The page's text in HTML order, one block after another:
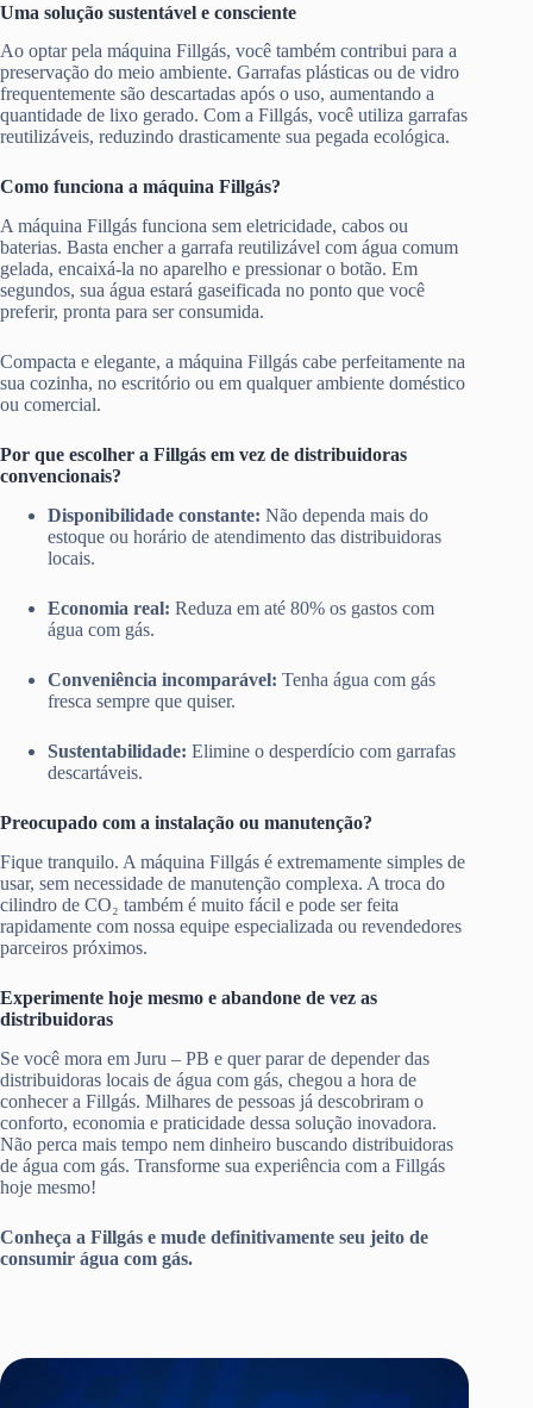
Uma solução sustentável e consciente
Ao optar pela máquina Fillgás, você também contribui para a
preservação do meio ambiente. Garrafas plásticas ou de vidro
frequentemente são descartadas após o uso, aumentando a
quantidade de lixo gerado. Com a Fillgás, você utiliza garrafas
reutilizáveis, reduzindo drasticamente sua pegada ecológica.
Como funciona a máquina Fillgás?
A máquina Fillgás funciona sem eletricidade, cabos ou
baterias. Basta encher a garrafa reutilizável com água comum
gelada, encaixá-la no aparelho e pressionar o botão. Em
segundos, sua água estará gaseificada no ponto que você
preferir, pronta para ser consumida.
Compacta e elegante, a máquina Fillgás cabe perfeitamente na
sua cozinha, no escritório ou em qualquer ambiente doméstico
ou comercial.
Por que escolher a Fillgás em vez de distribuidoras
convencionais?
Disponibilidade constante: Não dependa mais do
estoque ou horário de atendimento das distribuidoras
locais.
Economia real: Reduza em até 80% os gastos com
água com gás.
Conveniência incomparável: Tenha água com gás
fresca sempre que quiser.
Sustentabilidade: Elimine o desperdício com garrafas
descartáveis.
Preocupado com a instalação ou manutenção?
Fique tranquilo. A máquina Fillgás é extremamente simples de
usar, sem necessidade de manutenção complexa. A troca do
cilindro de CO₂ também é muito fácil e pode ser feita
rapidamente com nossa equipe especializada ou revendedores
parceiros próximos.
Experimente hoje mesmo e abandone de vez as
distribuidoras
Se você mora em Juru – PB e quer parar de depender das
distribuidoras locais de água com gás, chegou a hora de
conhecer a Fillgás. Milhares de pessoas já descobriram o
conforto, economia e praticidade dessa solução inovadora.
Não perca mais tempo nem dinheiro buscando distribuidoras
de água com gás. Transforme sua experiência com a Fillgás
hoje mesmo!
Conheça a Fillgás e mude definitivamente seu jeito de
consumir água com gás.